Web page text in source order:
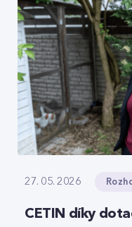
27. 05. 2026
CETIN díky